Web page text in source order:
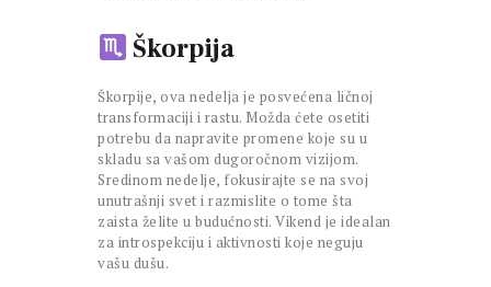
Škorpija
Škorpije, ova nedelja je posvećena ličnoj
transformaciji i rastu. Možda ćete osetiti
potrebu da napravite promene koje su u
skladu sa vašom dugoročnom vizijom.
Sredinom nedelje, fokusirajte se na svoj
unutrašnji svet i razmislite o tome šta
zaista želite u budućnosti. Vikend je idealan
za introspekciju i aktivnosti koje neguju
vašu dušu.